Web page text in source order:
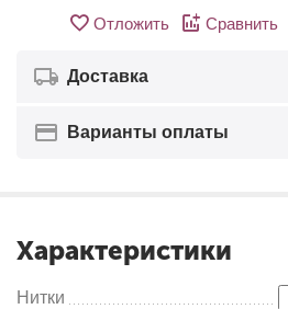
Отложить Сравнить
Доставка
Варианты оплаты
Характеристики
Нитки